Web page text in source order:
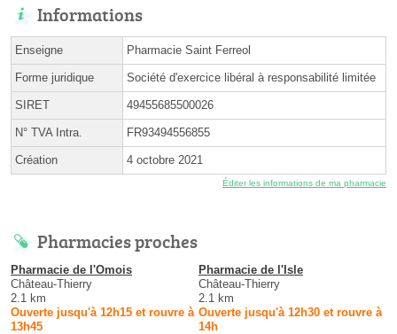
Informations
Enseigne Pharmacie Saint Ferreol
Forme juridique Société d'exercice libéral à responsabilité limitée
SIRET 49455685500026
N° TVA Intra. FR93494556855
Création 4 octobre 2021
Éditer les informations de ma pharmacie
Pharmacies proches
Pharmacie de l'Omois
Château-Thierry
2.1 km
Ouverte jusqu'à 12h15 et rouvre à
13h45
Pharmacie de l'Isle
Château-Thierry
2.1 km
Ouverte jusqu'à 12h30 et rouvre à
14h